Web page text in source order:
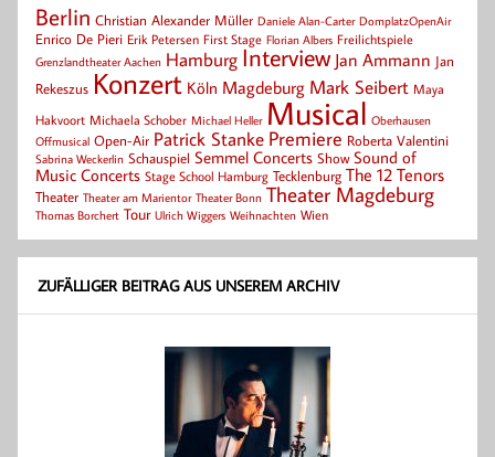
Berlin Christian Alexander Müller Daniele Alan-Carter DomplatzOpenAir
Enrico De Pieri Erik Petersen First Stage Florian Albers Freilichtspiele
Grenzlandtheater Aachen Hamburg Interview Jan Ammann Jan
Rekeszus Konzert Köln Magdeburg Mark Seibert Maya
Hakvoort Michaela Schober Michael Heller Musical Oberhausen
Offmusical Open-Air Patrick Stanke Premiere Roberta Valentini
Sabrina Weckerlin Schauspiel Semmel Concerts Show Sound of
Music Concerts Stage School Hamburg Tecklenburg The 12 Tenors
Theater Theater am Marientor Theater Bonn Theater Magdeburg
Thomas Borchert Tour Ulrich Wiggers Weihnachten Wien
ZUFÄLLIGER BEITRAG AUS UNSEREM ARCHIV